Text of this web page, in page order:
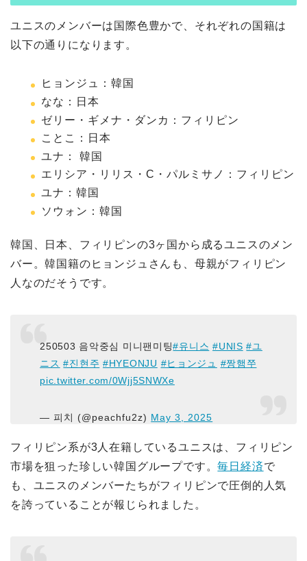
ユニスのメンバーは国際色豊かで、それぞれの国籍は
以下の通りになります。
ヒョンジュ：韓国
なな：日本
ゼリー・ギメナ・ダンカ：フィリピン
ことこ：日本
ユナ： 韓国
エリシア・リリス・C・パルミサノ：フィリピン
ユナ：韓国
ソウォン：韓国
韓国、日本、フィリピンの3ヶ国から成るユニスのメン
バー。韓国籍のヒョンジュさんも、母親がフィリピン
人なのだそうです。
250503 음악중심 미니팬미팅#유니스 #UNIS #ユ
ニス #진현주 #HYEONJU #ヒョンジュ
#짱햄쭈
pic.twitter.com/0Wjj5SNWXe
— 피치 (@peachfu2z) May 3, 2025
フィリピン系が3人在籍しているユニスは、フィリピン
市場を狙った珍しい韓国グループです。毎日経済で
も、ユニスのメンバーたちがフィリピンで圧倒的人気
を誇っていることが報じられました。